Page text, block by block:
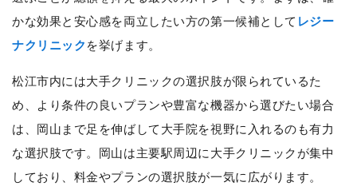
かな効果と安心感を両立したい方の第一候補として レジー
ナクリニック を挙げます。
松江市内には大手クリニックの選択肢が限られているた
め、より条件の良いプランや豊富な機器から選びたい場合
は、岡山まで足を伸ばして大手院を視野に入れるのも有力
な選択肢です。岡山は主要駅周辺に大手クリニックが集中
しており、料金やプランの選択肢が一気に広がります。